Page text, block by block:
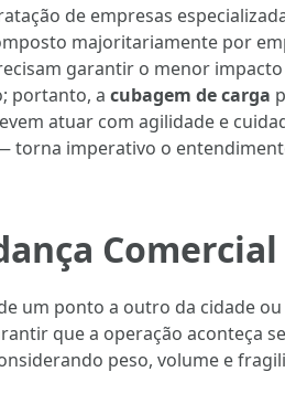
de empresas
majoritariamente por
garantir o menor
portanto, a cubagem de carga
atuar com agilidade e
imperativo o
Comercial
um ponto a outro da cidade
que a operação aconteça
peso, volume e